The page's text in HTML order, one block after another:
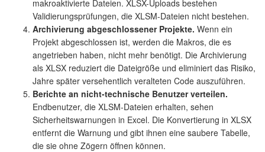
makroaktivierte Dateien. XLSX-Uploads bestehen
Validierungsprüfungen, die XLSM-Dateien nicht bestehen.
Archivierung abgeschlossener Projekte. Wenn ein
Projekt abgeschlossen ist, werden die Makros, die es
angetrieben haben, nicht mehr benötigt. Die Archivierung
als XLSX reduziert die Dateigröße und eliminiert das Risiko,
Jahre später versehentlich veralteten Code auszuführen.
Berichte an nicht-technische Benutzer verteilen.
Endbenutzer, die XLSM-Dateien erhalten, sehen
Sicherheitswarnungen in Excel. Die Konvertierung in XLSX
entfernt die Warnung und gibt ihnen eine saubere Tabelle,
die sie ohne Zögern öffnen können.